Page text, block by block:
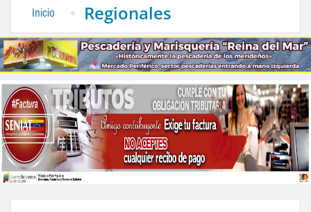
Inicio Regionales